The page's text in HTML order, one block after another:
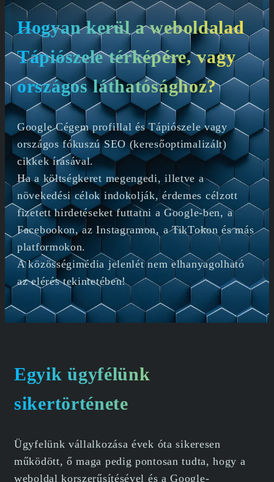
Hogyan kerül a weboldalad
Tápiószele térképére, vagy
országos láthatósághoz?
Google Cégem profillal és Tápiószele vagy
országos fókuszú SEO (keresőoptimalizált)
cikkek írásával.
Ha a költségkeret megengedi, illetve a
növekedési célok indokolják, érdemes célzott
fizetett hirdetéseket futtatni a Google-ben, a
Facebookon, az Instagramon, a TikTokon és más
platformokon.
A közösségimédia jelenlét nem elhanyagolható
az elérés tekintetében!
Egyik ügyfélünk
sikertörténete
Ügyfelünk vállalkozása évek óta sikeresen
működött, ő maga pedig pontosan tudta, hogy a
weboldal korszerűsítésével és a Google-